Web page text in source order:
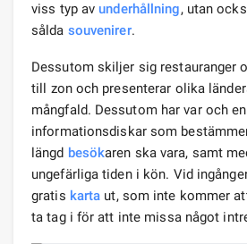
viss typ avunderhållning, utan
sålda souvenirer.
Dessutom skiljer sig restauranger
till zon och presenterar olika
mångfald. Dessutom har var och
informationsdiskar som
längd besökaren ska vara, samt
ungefärliga tiden i kön. Vid
gratis karta ut, som inte kommer
ta tag i för att inte missa något